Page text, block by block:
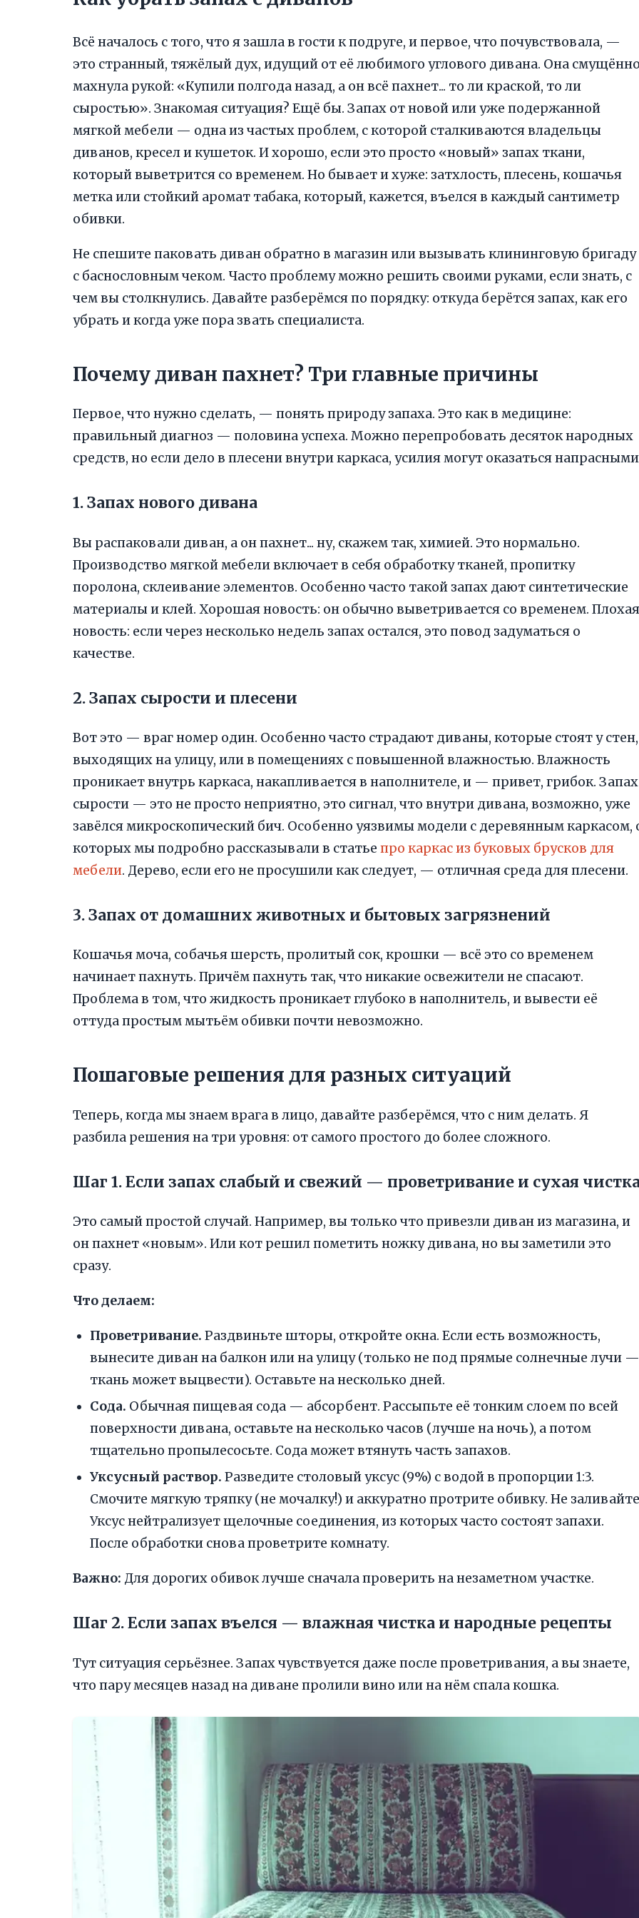
Всё началось с того, что я зашла в гости к подруге, и первое, что почувствовала, —
это странный, тяжёлый дух, идущий от её любимого углового дивана. Она
махнула рукой: «Купили полгода назад, а он всё пахнет... то ли краской, то ли
сыростью». Знакомая ситуация? Ещё бы. Запах от новой или уже подержанной
мягкой мебели — одна из частых проблем, с которой сталкиваются владельцы
диванов, кресел и кушеток. И хорошо, если это просто «новый» запах ткани,
который выветрится со временем. Но бывает и хуже: затхлость, плесень, кошачья
метка или стойкий аромат табака, который, кажется, въелся в каждый сантиметр
обивки.
Не спешите паковать диван обратно в магазин или вызывать клининговую бригаду
с баснословным чеком. Часто проблему можно решить своими руками, если знать, с
чем вы столкнулись. Давайте разберёмся по порядку: откуда берётся запах, как его
убрать и когда уже пора звать специалиста.
Почему диван пахнет? Три главные причины
Первое, что нужно сделать, — понять природу запаха. Это как в медицине:
правильный диагноз — половина успеха. Можно перепробовать десяток народных
средств, но если дело в плесени внутри каркаса, усилия могут оказаться
1. Запах нового дивана
Вы распаковали диван, а он пахнет... ну, скажем так, химией. Это нормально.
Производство мягкой мебели включает в себя обработку тканей, пропитку
поролона, склеивание элементов. Особенно часто такой запах дают синтетические
материалы и клей. Хорошая новость: он обычно выветривается со временем. Плохая
новость: если через несколько недель запах остался, это повод задуматься о
качестве.
2. Запах сырости и плесени
Вот это — враг номер один. Особенно часто страдают диваны, которые стоят у стен,
выходящих на улицу, или в помещениях с повышенной влажностью. Влажность
проникает внутрь каркаса, накапливается в наполнителе, и — привет, грибок. Запах
сырости — это не просто неприятно, это сигнал, что внутри дивана, возможно, уже
завёлся микроскопический бич. Особенно уязвимы модели с деревянным каркасом,
которых мы подробно рассказывали в статье про каркас из буковых брусков для
мебели. Дерево, если его не просушили как следует, — отличная среда для плесени.
3. Запах от домашних животных и бытовых загрязнений
Кошачья моча, собачья шерсть, пролитый сок, крошки — всё это со временем
начинает пахнуть. Причём пахнуть так, что никакие освежители не спасают.
Проблема в том, что жидкость проникает глубоко в наполнитель, и вывести её
оттуда простым мытьём обивки почти невозможно.
Пошаговые решения для разных ситуаций
Теперь, когда мы знаем врага в лицо, давайте разберёмся, что с ним делать. Я
разбила решения на три уровня: от самого простого до более сложного.
Шаг 1. Если запах слабый и свежий — проветривание и сухая
Это самый простой случай. Например, вы только что привезли диван из магазина, и
он пахнет «новым». Или кот решил пометить ножку дивана, но вы заметили это
сразу.
Что делаем:
Проветривание. Раздвиньте шторы, откройте окна. Если есть возможность,
вынесите диван на балкон или на улицу (только не под прямые солнечные лучи —
ткань может выцвести). Оставьте на несколько дней.
Сода. Обычная пищевая сода — абсорбент. Рассыпьте её тонким слоем по всей
поверхности дивана, оставьте на несколько часов (лучше на ночь), а потом
тщательно пропылесосьте. Сода может втянуть часть запахов.
Уксусный раствор. Разведите столовый уксус (9%) с водой в пропорции 1:3.
Смочите мягкую тряпку (не мочалку!) и аккуратно протрите обивку. Не
Уксус нейтрализует щелочные соединения, из которых часто состоят запахи.
После обработки снова проветрите комнату.
Важно: Для дорогих обивок лучше сначала проверить на незаметном участке.
Шаг 2. Если запах въелся — влажная чистка и народные рецепты
Тут ситуация серьёзнее. Запах чувствуется даже после проветривания, а вы знаете,
что пару месяцев назад на диване пролили вино или на нём спала кошка.